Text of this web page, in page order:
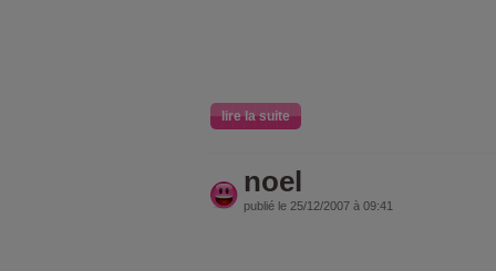
lire la suite
noel
publié le 25/12/2007 à 09:41